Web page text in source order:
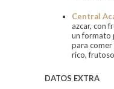
Central
azcar, con
un formato
para comer
rico,
DATOS EXTRA